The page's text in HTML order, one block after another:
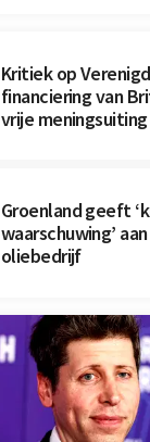
Kritiek op
financiering van
vrije meningsuiting
Groenland geeft
waarschuwing’
oliebedrijf